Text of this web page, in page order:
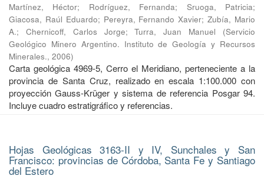
Martínez, Héctor; Rodríguez, Fernanda; Sruoga, Patricia;
Giacosa, Raúl Eduardo; Pereyra, Fernando Xavier;Zubía, Mario
A.; Chernicoff, Carlos Jorge;Turra, Juan Manuel (Servicio
Geológico Minero Argentino. Instituto de Geología y Recursos
Minerales., 2006)
Carta geológica 4969-5, Cerro el Meridiano, perteneciente a la
provincia de Santa Cruz, realizado en escala 1:100.000 con
proyección Gauss-Krüger y sistema de referencia Posgar 94.
Incluye cuadro estratigráfico y referencias.
Hojas Geológicas 3163-II y IV, Sunchales y San
Francisco: provincias de Córdoba, Santa Fe y Santiago
del Estero